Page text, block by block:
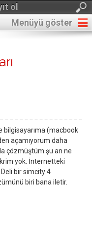
ol
Menüyü göster
bilgisayarıma (macbook
açamıyorum daha
çözmüştüm şu an ne
yok. İnternetteki
bir simcity 4
biri bana iletir.